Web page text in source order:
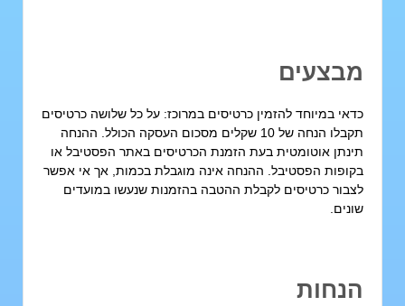
במיוחד להזמין כרטיסים במרוכז: על כל שלושה כרטיסים
תקבלו הנחה של 10 שקלים מסכום העסקה הכולל. ההנחה
אוטומטית בעת הזמנת הכרטיסים באתר הפסטיבל או
הפסטיבל. ההנחה אינה מוגבלת בכמות, אך אי אפשר
כרטיסים לקבלת ההטבה בהזמנות שנעשו במועדים